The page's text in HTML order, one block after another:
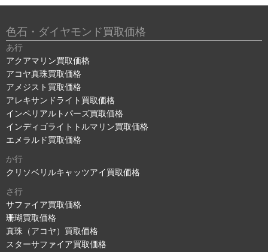
色石・ダイヤモンド買取価格
あ行
アクアマリン買取価格
アコヤ真珠買取価格
アメジスト買取価格
アレキサンドライト買取価格
インペリアルトパーズ買取価格
インディゴライトトルマリン買取価格
エメラルド買取価格
か行
クリソベリルキャッツアイ買取価格
さ行
サファイア買取価格
珊瑚買取価格
真珠（アコヤ）買取価格
スターサファイア買取価格